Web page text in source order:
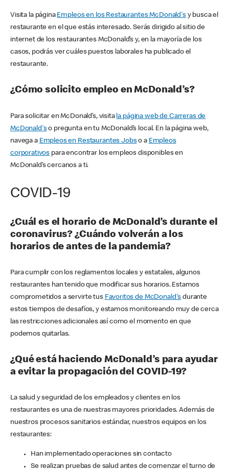
Visita la página Empleos en los Restaurantes McDonald'sy busca el
restaurante en el que estás interesado. Serás dirigido al sitio de
internet de los restaurantes McDonald’s y, en la mayoría de los
casos, podrás ver cuáles puestos laborales ha publicado el
restaurante.
¿Cómo solicito empleo en McDonald’s?
Para solicitar en McDonald’s, visita la página web de Carreras de
McDonald'so pregunta en tu McDonald’s local. En la página web,
navega a Empleos en Restaurantes Jobso a Empleos
corporativos para encontrar los empleos disponibles en
McDonald’s cercanos a ti.
COVID-19
¿Cuál es el horario de McDonald’s durante el
coronavirus? ¿Cuándo volverán a los
horarios de antes de la pandemia?
Para cumplir con los reglamentos locales y estatales, algunos
restaurantes han tenido que modificar sus horarios. Estamos
comprometidos a servirte tus Favoritos de McDonald's durante
estos tiempos de desafíos, y estamos monitoreando muy de cerca
las restricciones adicionales así como el momento en que
podemos quitarlas.
¿Qué está haciendo McDonald’s para ayudar
a evitar la propagación del COVID-19?
La salud y seguridad de los empleados y clientes en los
restaurantes es una de nuestras mayores prioridades. Además de
nuestros procesos sanitarios estándar, nuestros equipos en los
restaurantes:
Han implementado operaciones sin contacto
Se realizan pruebas de salud antes de comenzar el turno de